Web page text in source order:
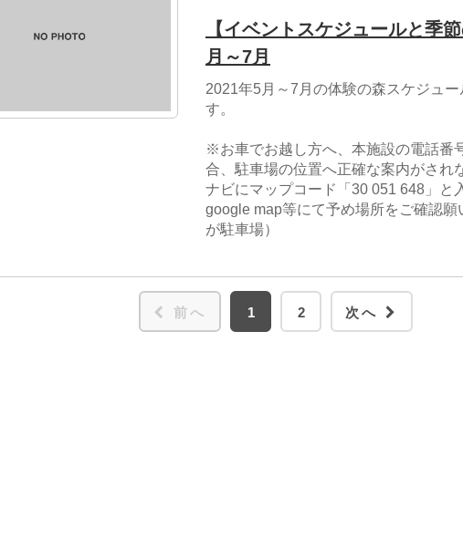
【イベントスケジュールと季
月～7月
2021年5月～7月の体験の森スケジュ
す。
※お車でお越し方へ、本施設の電話番
合、駐車場の位置へ正確な案内がされ
ナビにマップコード「30 051 648」と
google map等にて予め場所をご確認願
が駐車場）
前へ 1 2 次へ